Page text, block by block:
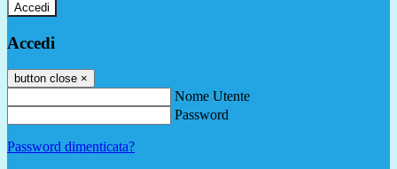
Accedi
Accedi
button close ×
Nome Utente
Password
Password dimenticata?